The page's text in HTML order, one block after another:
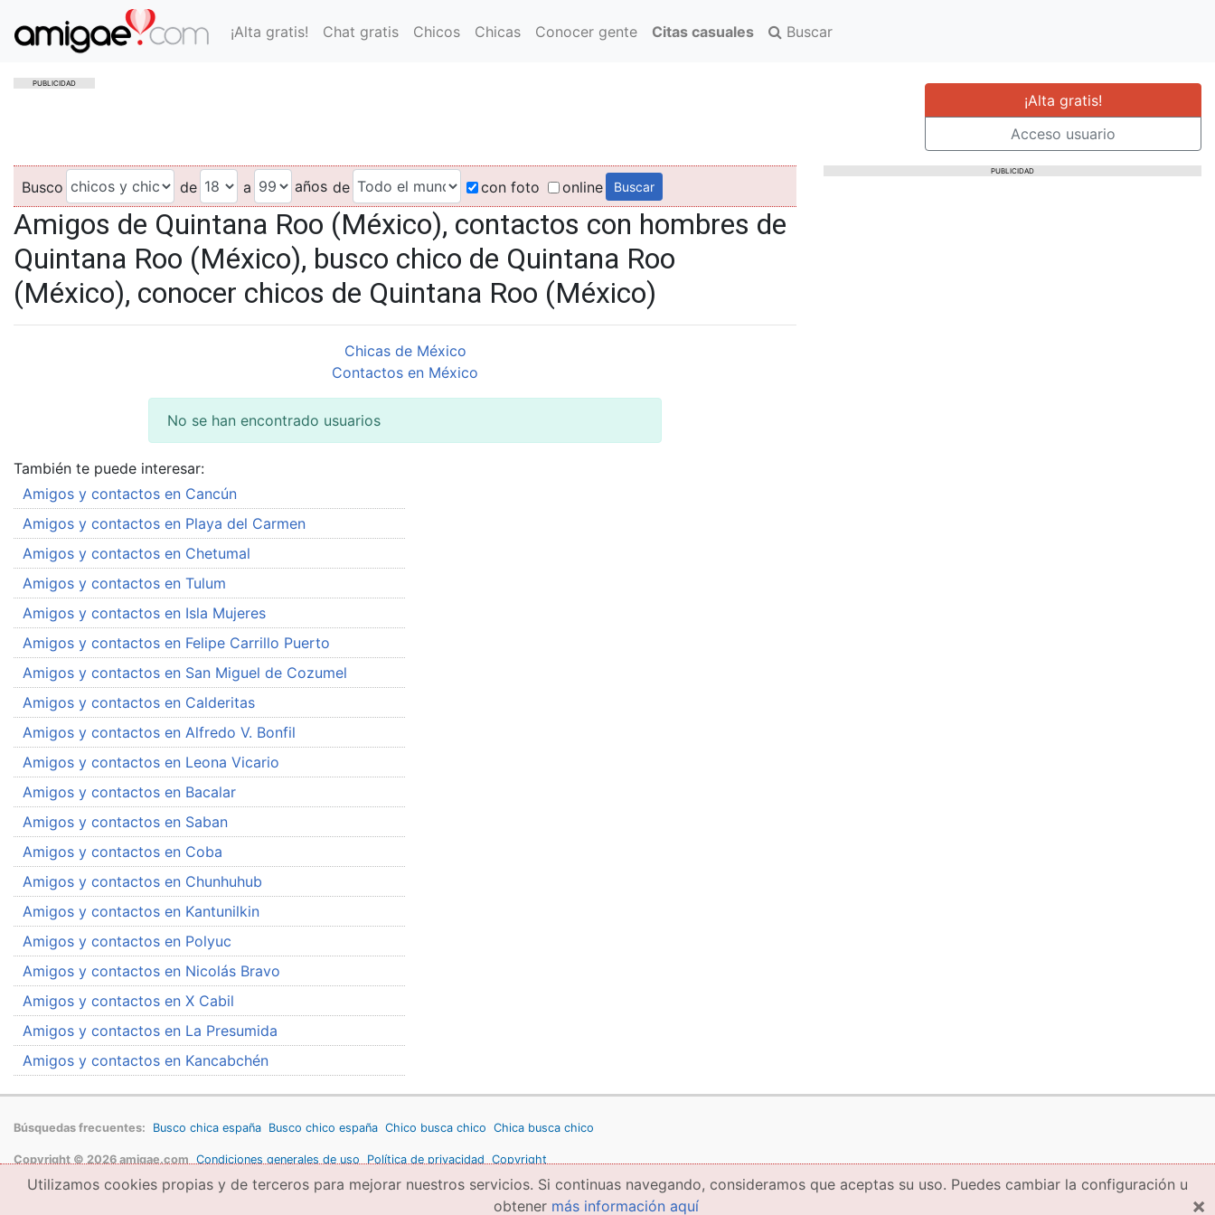
¡Alta gratis! Chat gratis Chicos Chicas Conocer gente Citas casuales Buscar
PUBLICIDAD
¡Alta gratis!
Acceso usuario
Busco de a años de con foto online
Amigos de Quintana Roo (México), contactos con hombres de
Quintana Roo (México), busco chico de Quintana Roo
(México), conocer chicos de Quintana Roo (México)
Chicas de México
Contactos en México
No se han encontrado usuarios
También te puede interesar:
Amigos y contactos en Cancún
Amigos y contactos en Playa del Carmen
Amigos y contactos en Chetumal
Amigos y contactos en Tulum
Amigos y contactos en Isla Mujeres
Amigos y contactos en Felipe Carrillo Puerto
Amigos y contactos en San Miguel de Cozumel
Amigos y contactos en Calderitas
Amigos y contactos en Alfredo V. Bonfil
Amigos y contactos en Leona Vicario
Amigos y contactos en Bacalar
Amigos y contactos en Saban
Amigos y contactos en Coba
Amigos y contactos en Chunhuhub
Amigos y contactos en Kantunilkin
Amigos y contactos en Polyuc
Amigos y contactos en Nicolás Bravo
Amigos y contactos en X Cabil
Amigos y contactos en La Presumida
Amigos y contactos en Kancabchén
PUBLICIDAD
Búsquedas frecuentes: Busco chica españa Busco chico españa Chico busca chico Chica busca chico
Copyright © 2026 amigae.com Condiciones generales de uso Política de privacidad Copyright
Utilizamos cookies propias y de terceros para mejorar nuestros servicios. Si continuas navegando, consideramos que aceptas su uso. Puedes cambiar la configuración u
obtener más información aquí ×